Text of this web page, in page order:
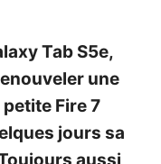
Tab S5e,
une
Fire 7
jours sa
aussi